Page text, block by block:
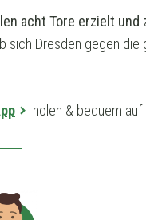
acht Tore erzielt
sich Dresden gegen die
holen & bequem